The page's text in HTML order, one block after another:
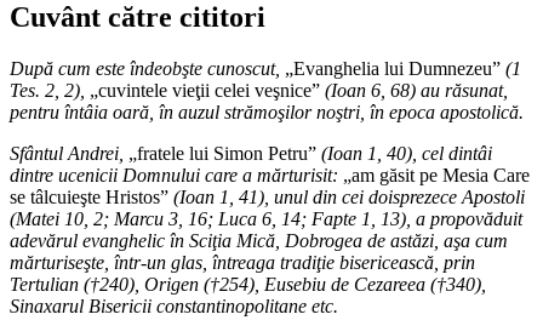
Cuvânt către cititori
După cum este îndeobşte cunoscut, „Evanghelia lui Dumnezeu” (1
Tes. 2, 2), „cuvintele vieţii celei veşnice” (Ioan 6, 68) au răsunat,
pentru întâia oară, în auzul strămoşilor noştri, în epoca apostolică.
Sfântul Andrei, „fratele lui Simon Petru” (Ioan 1, 40), cel dintâi
dintre ucenicii Domnului care a mărturisit: „am găsit pe Mesia Care
se tâlcuieşte Hristos” (Ioan 1, 41), unul din cei doisprezece Apostoli
(Matei 10, 2; Marcu 3, 16; Luca 6, 14; Fapte 1, 13), a propovăduit
adevărul evanghelic în Sciţia Mică, Dobrogea de astăzi, aşa cum
mărturiseşte, într-un glas, întreaga tradiţie bisericească, prin
Tertulian (†240), Origen (†254), Eusebiu de Cezareea (†340),
Sinaxarul Bisericii constantinopolitane etc.